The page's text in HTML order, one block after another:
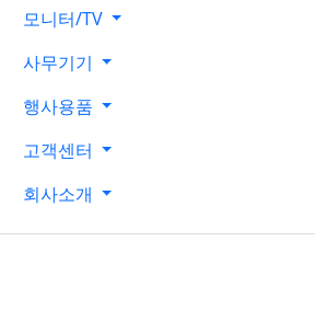
모니터/TV
사무기기
행사용품
고객센터
회사소개